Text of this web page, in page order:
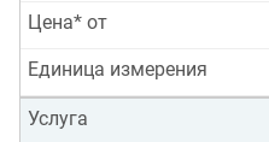
Цена* от
Единица измерения
Услуга